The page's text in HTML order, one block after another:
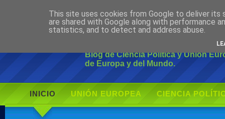
Ciudadano
Blog de Ciencia Política y Unión
de Europa y del Mundo.
INICIO UNIÓN EUROPEA CIENCIA
This site uses cookies from Google to deliver its
are shared with Google along with performance
statistics, and to detect and address abuse.